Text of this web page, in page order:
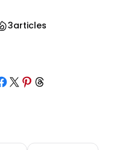
3articles
on Facebook
Share on X Share on Pinterest
Share on Threads